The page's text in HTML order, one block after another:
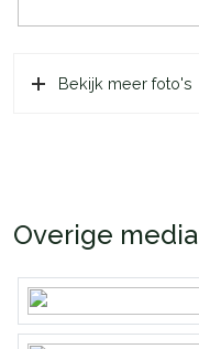
Bekijk meer foto's
Overige media